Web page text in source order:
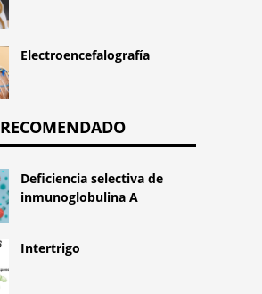
Electroencefalografía
RECOMENDADO
Deficiencia selectiva de
inmunoglobulina A
Intertrigo